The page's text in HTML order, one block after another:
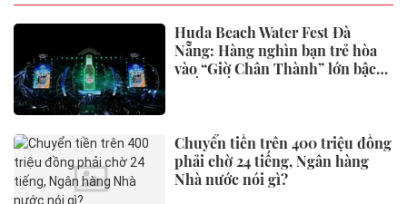
Thành viên bắt tay cùng
Vingroup đề xuất xây toà tháp
đôi cao nhất thế giới tại Việt
Chủ cửa hàng hải sản hơn 20
năm nói thẳng: 5 loại mực cho
không cũng đừng lấy, chỉ người